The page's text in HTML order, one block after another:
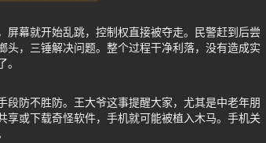
幕就开始乱跳，控制权直接被夺走。民警赶到后尝
，三锤解决问题。整个过程干净利落，没有造成实
防不胜防。王大爷这事提醒大家，尤其是中老年朋
或下载奇怪软件，手机就可能被植入木马。手机关